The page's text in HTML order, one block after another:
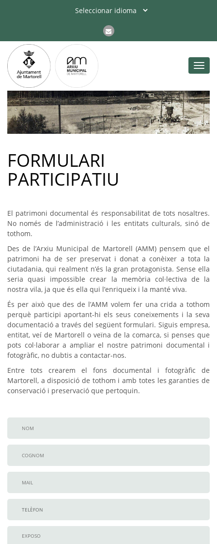
FORMULARI
PARTICIPATIU
El patrimoni documental és responsabilitat de tots nosaltres.
No només de l’administració i les entitats culturals, sinó de
tothom.
Des de l’Arxiu Municipal de Martorell (AMM) pensem que el
patrimoni ha de ser preservat i donat a conèixer a tota la
ciutadania, qui realment n’és la gran protagonista. Sense ella
seria quasi impossible crear la memòria col·lectiva de la
nostra vila, ja que és ella qui l’enriqueix i la manté viva.
És per això que des de l’AMM volem fer una crida a tothom
perquè participi aportant-hi els seus coneixements i la seva
documentació a través del següent formulari. Siguis empresa,
entitat, veí de Martorell o veïna de la comarca, si penses que
pots col·laborar a ampliar el nostre patrimoni documental i
fotogràfic, no dubtis a contactar-nos.
Entre tots crearem el fons documental i fotogràfic de
Martorell, a disposició de tothom i amb totes les garanties de
conservació i preservació que pertoquin.